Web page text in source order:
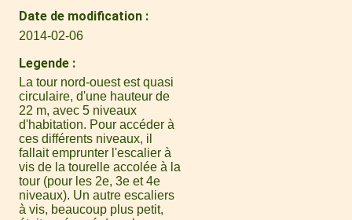
Date de modification
2014-02-06
Legende
La tour nord-ouest est quasi
circulaire, d'une hauteur de
22 m, avec 5 niveaux
d'habitation. Pour accéder à
ces différents niveaux, il
fallait emprunter l'escalier à
vis de la tourelle accolée à la
tour (pour les 2e, 3e et 4e
niveaux). Un autre escaliers
à vis, beaucoup plus petit,